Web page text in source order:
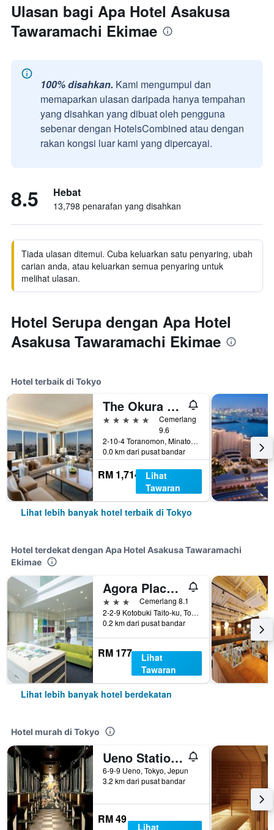
Ulasan bagi Apa Hotel Asakusa
Tawaramachi Ekimae
100% disahkan. Kami mengumpul dan
memaparkan ulasan daripada hanya tempahan
yang disahkan yang dibuat oleh pengguna
sebenar dengan HotelsCombined atau dengan
rakan kongsi luar kami yang dipercayai.
8.5 Hebat
13,798 penarafan yang disahkan
Tiada ulasan ditemui. Cuba keluarkan satu penyaring, ubah
carian anda, atau keluarkan semua penyaring untuk
melihat ulasan.
Hotel Serupa dengan Apa Hotel
Asakusa Tawaramachi Ekimae
Hotel terbaik di Tokyo
The Okura Tokyo
5 bintang
Cemerlang
9.6
2-10-4 Toranomon, Minato-ku, Tokyo, Jepun
0.0 km dari pusat bandar
RM 1,714
Lihat
Tawaran
Lihat lebih banyak hotel terbaik di Tokyo
Hotel terdekat dengan Apa Hotel Asakusa Tawaramachi
Ekimae
Agora Place Tokyo Asakusa
3 bintangCemerlang 8.1
2-2-9 Kotobuki Taito-ku, Tokyo, Jepun
0.2 km dari pusat bandar
RM 177
Lihat
Tawaran
Lihat lebih banyak hotel berdekatan
Hotel murah di Tokyo
Ueno Station Hostel Oriental 1 Male Only
6-9-9 Ueno, Tokyo, Jepun
3.2 km dari pusat bandar
RM 49
Lihat